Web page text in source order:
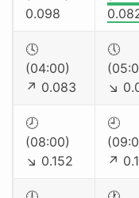
0.098
🕓
(04:00)
↗ 0.083
🕔
↘
🕗
(08:00)
↘ 0.152
🕘
↗